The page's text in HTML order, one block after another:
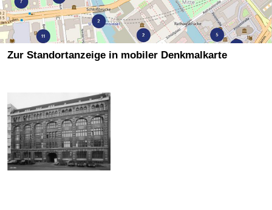
Zur Standortanzeige in mobiler Denkmalkarte